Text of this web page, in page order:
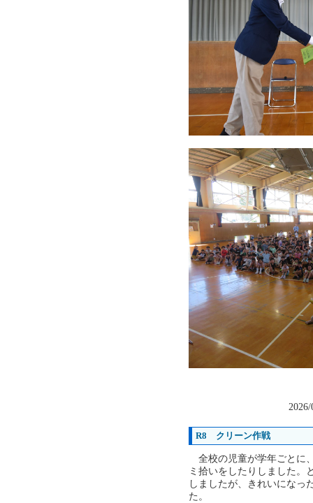
R8 クリーン作戦
全校の児童が学年ごとに
ミ拾いをしたりしました。
しましたが、きれいになっ
た。